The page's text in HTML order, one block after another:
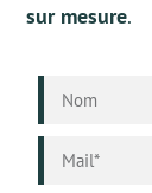
sur mesure.